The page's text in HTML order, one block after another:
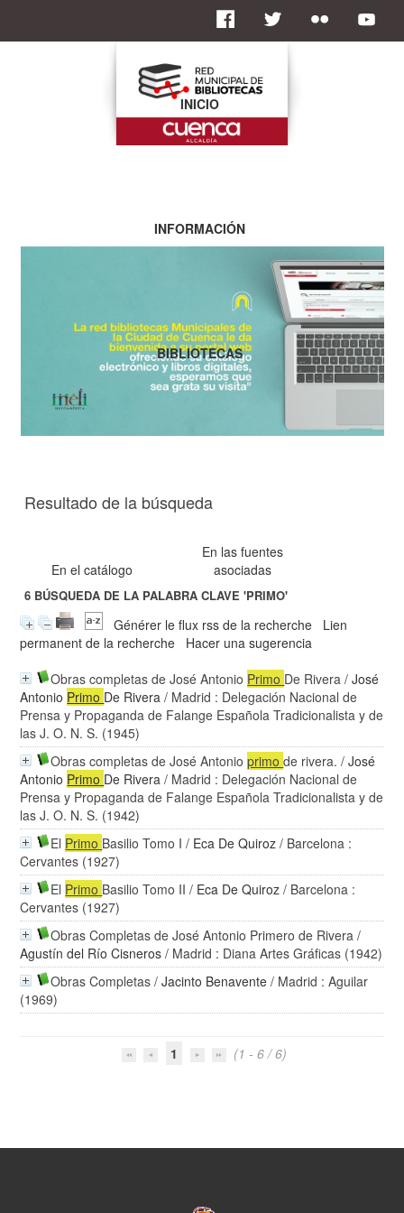
Resultado de la búsqueda
En el catálogo
En las fuentes
asociadas
6 BÚSQUEDA DE LA PALABRA CLAVE'PRIMO'
Générer le flux rss de la recherche
Lien
permanent de la recherche
Hacer una sugerencia
Obras completas de José Antonio Primo De Rivera /José
Antonio Primo De Rivera / Madrid : Delegación Nacional de
Prensa y Propaganda de Falange Española Tradicionalista y de
las J. O. N. S. (1945)
Obras completas de José Antonioprimode rivera. /José
Antonio Primo De Rivera / Madrid : Delegación Nacional de
Prensa y Propaganda de Falange Española Tradicionalista y de
las J. O. N. S. (1942)
El Primo Basilio Tomo I / Eca De Quiroz / Barcelona :
Cervantes (1927)
El Primo Basilio Tomo II / Eca De Quiroz / Barcelona :
Cervantes (1927)
Obras Completas de José Antonio Primero de Rivera /
Agustín del Río Cisneros / Madrid : Diana Artes Gráficas (1942)
Obras Completas /Jacinto Benavente / Madrid : Aguilar
(1969)
1 (1 - 6 / 6)
INICIO
INFORMACIÓN
BIBLIOTECAS